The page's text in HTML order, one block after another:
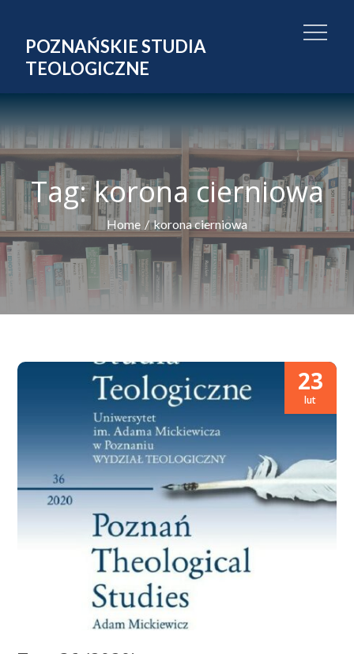
contentPOZNAŃSKIE STUDIA
TEOLOGICZNE
Tag:korona cierniowa
Home korona cierniowa
23
lut